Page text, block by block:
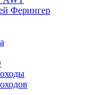
Ферингер